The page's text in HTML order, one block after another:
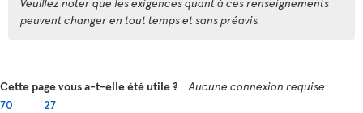
peuvent changer en tout temps et sans préavis.
Cette page vous a-t-elle été utile ?
Aucune connexion requise
70
27